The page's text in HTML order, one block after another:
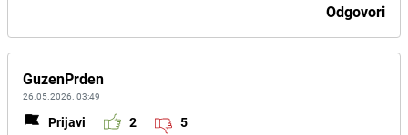
Odgovori
GuzenPrden
26.05.2026. 03:49
Prijavi 2 5